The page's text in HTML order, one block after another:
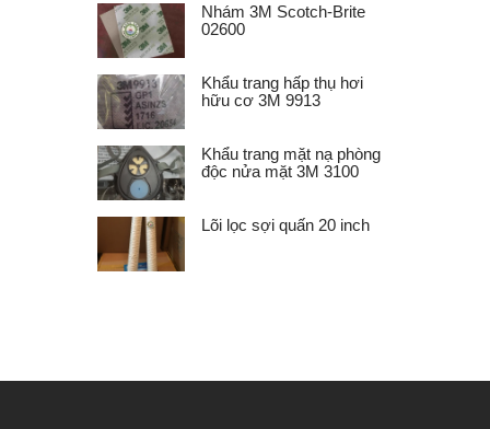
Nhám 3M Scotch-Brite
02600
Khẩu trang hấp thụ hơi
hữu cơ 3M 9913
Khẩu trang mặt nạ phòng
độc nửa mặt 3M 3100
Lõi lọc sợi quấn 20 inch